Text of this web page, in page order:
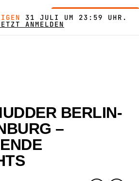
31 JULI UM 23:59 UHR.
ANMELDEN
FINDE DEINEN EVENT
BERLIN-
–